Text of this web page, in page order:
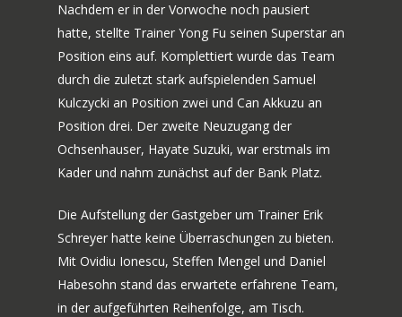
Nachdem er in der Vorwoche noch pausiert
hatte, stellte Trainer Yong Fu seinen Superstar an
Position eins auf. Komplettiert wurde das Team
durch die zuletzt stark aufspielenden Samuel
Kulczycki an Position zwei und Can Akkuzu an
Position drei. Der zweite Neuzugang der
Ochsenhauser, Hayate Suzuki, war erstmals im
Kader und nahm zunächst auf der Bank Platz.
Die Aufstellung der Gastgeber um Trainer Erik
Schreyer hatte keine Überraschungen zu bieten.
Mit Ovidiu Ionescu, Steffen Mengel und Daniel
Habesohn stand das erwartete erfahrene Team,
in der aufgeführten Reihenfolge, am Tisch.